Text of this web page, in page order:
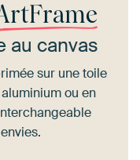
au canvas
sur une toile
ou en